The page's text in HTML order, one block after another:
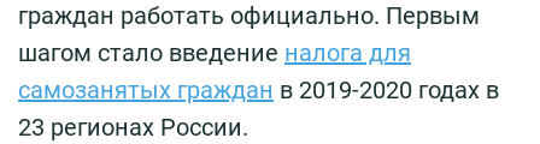
граждан работать официально. Первым
шагом стало введение налога для
самозанятых граждан в 2019-2020 годах в
23 регионах России.